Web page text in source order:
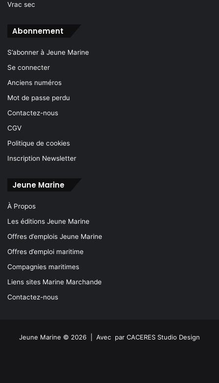
Vrac sec
Abonnement
S’abonner à Jeune Marine
Se connecter
Anciens numéros
Mot de passe perdu
Contactez-nous
CGV
Politique de cookies
Inscription Newsletter
Jeune Marine
À Propos
Les éditions Jeune Marine
Offres d’emplois Jeune Marine
Offres d’emploi maritime
Compagnies maritimes
Liens sites Marine Marchande
Contactez-nous
Jeune Marine © 2026 | Avec par CACERES Studio Design